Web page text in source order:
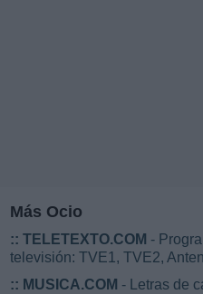
Más Ocio
:: TELETEXTO.COM -
televisión: TVE1, TVE2,
:: MUSICA.COM - Letras de